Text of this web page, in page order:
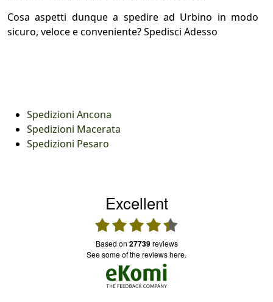
Cosa aspetti dunque a spedire ad Urbino in modo
sicuro, veloce e conveniente? Spedisci Adesso
Spedizioni Ancona
Spedizioni Macerata
Spedizioni Pesaro
Excellent
based on 27739reviews
see some of the reviews here.